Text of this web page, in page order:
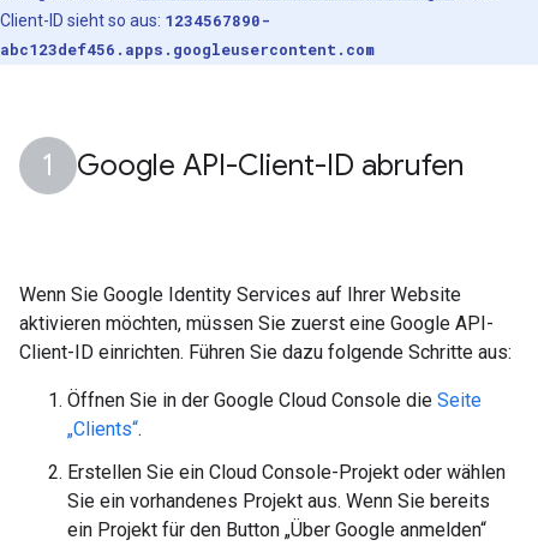
Client-ID sieht so aus: 1234567890-
abc123def456.apps.googleusercontent.com
Google API-Client-ID abrufen
Wenn Sie Google Identity Services auf Ihrer Website
aktivieren möchten, müssen Sie zuerst eine Google API-
Client-ID einrichten. Führen Sie dazu folgende Schritte aus:
Öffnen Sie in der Google Cloud Console die Seite
„Clients“.
Erstellen Sie ein Cloud Console-Projekt oder wählen
Sie ein vorhandenes Projekt aus. Wenn Sie bereits
ein Projekt für den Button „Über Google anmelden“